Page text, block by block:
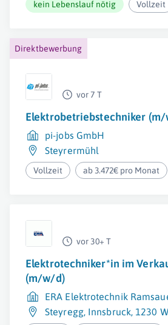
kein Lebenslauf nötig Vollzeit
Direktbewerbung
vor 7 T
Elektrobetriebstechniker
pi-jobs GmbH
Steyrermühl
Vollzeit ab 3.472€ pro Monat
vor 30+ T
Elektrotechniker*in im
(m/w/d)
ERA Elektrotechnik
Steyregg, Innsbruck, 1230